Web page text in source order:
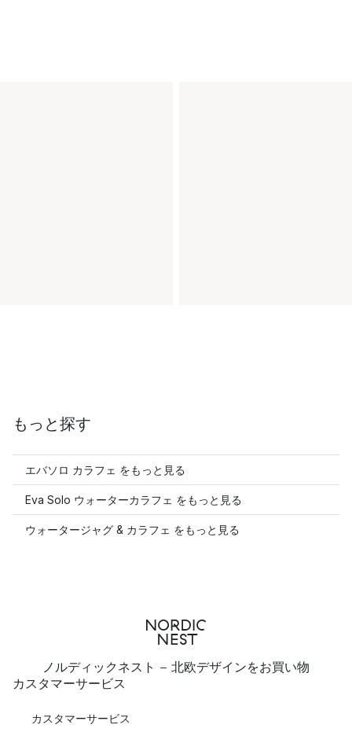
もっと探す
エバソロ カラフェ をもっと見る
Eva Solo ウォーターカラフェ をもっと見る
ウォータージャグ & カラフェ をもっと見る
ノルディックネスト - 北欧デザインをお買い物
カスタマーサービス
カスタマーサービス